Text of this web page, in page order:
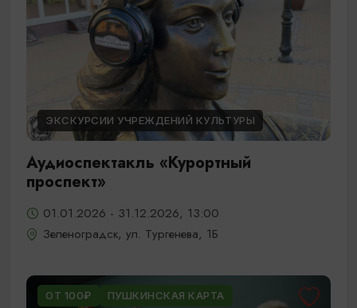
ЭКСКУРСИИ УЧРЕЖДЕНИЙ КУЛЬТУРЫ
Аудиоспектакль «Курортный
проспект»
01.01.2026 - 31.12.2026, 13:00
Зеленоградск, ул. Тургенева, 1Б
ОТ 100₽ ПУШКИНСКАЯ КАРТА